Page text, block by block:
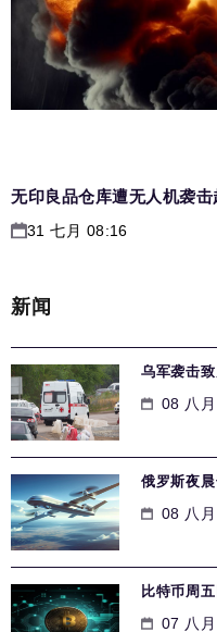
无印良品仓库遭无人机袭
31 七月 08:16
新闻
乌军袭击
08 八
俄罗斯夜
08 八
比特币周
07 八